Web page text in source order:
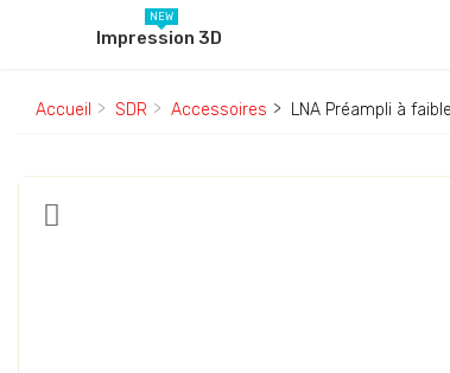
Impression 3D
NEW
Accueil SDR Accessoires LNA Préampli à